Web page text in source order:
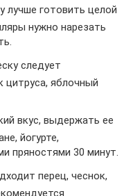
лучше готовить целой
нужно нарезать
следует
цитруса, яблочный
вкус, выдержать ее
йогурте,
пряностями 30 минут.
перец, чеснок,